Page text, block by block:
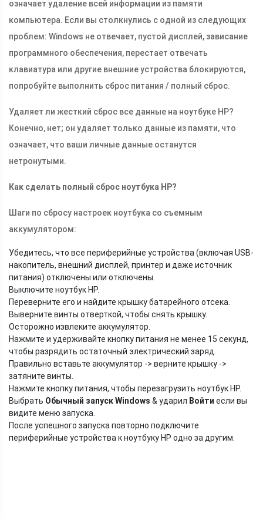
означает удаление всей информации из памяти
компьютера. Если вы столкнулись с одной из следующих
проблем: Windows не отвечает, пустой дисплей, зависание
программного обеспечения, перестает отвечать
клавиатура или другие внешние устройства блокируются,
попробуйте выполнить сброс питания / полный сброс.
Удаляет ли жесткий сброс все данные на ноутбуке HP?
Конечно, нет; он удаляет только данные из памяти, что
означает, что ваши личные данные останутся
нетронутыми.
Как сделать полный сброс ноутбука HP?
Шаги по сбросу настроек ноутбука со съемным
аккумулятором:
Убедитесь, что все периферийные устройства (включая USB-
накопитель, внешний дисплей, принтер и даже источник
питания) отключены или отключены.
Выключите ноутбук HP.
Переверните его и найдите крышку батарейного отсека.
Выверните винты отверткой, чтобы снять крышку.
Осторожно извлеките аккумулятор.
Нажмите и удерживайте кнопку питания не менее 15 секунд,
чтобы разрядить остаточный электрический заряд.
Правильно вставьте аккумулятор -> верните крышку ->
затяните винты.
Нажмите кнопку питания, чтобы перезагрузить ноутбук HP.
Выбрать Обычный запуск Windows & ударил Войти если вы
видите меню запуска.
После успешного запуска повторно подключите
периферийные устройства к ноутбуку HP одно за другим.